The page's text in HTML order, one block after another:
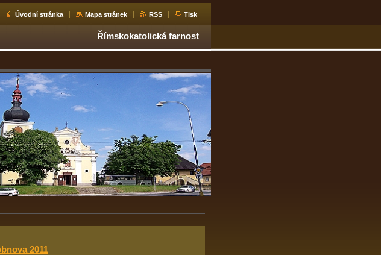
Úvodní stránka Mapa stránek RSS Tisk
Římskokatolická farnost
2011